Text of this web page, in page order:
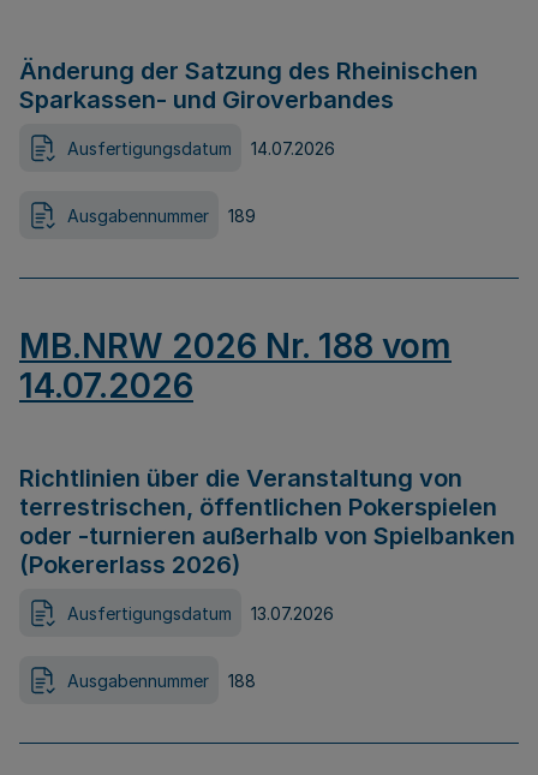
Änderung der Satzung des Rheinischen
Sparkassen- und Giroverbandes
Ausfertigungsdatum 14.07.2026
Ausgabennummer 189
MB.NRW 2026 Nr. 188 vom
14.07.2026
Richtlinien über die Veranstaltung von
terrestrischen, öffentlichen Pokerspielen
oder -turnieren außerhalb von Spielbanken
(Pokererlass 2026)
Ausfertigungsdatum 13.07.2026
Ausgabennummer 188